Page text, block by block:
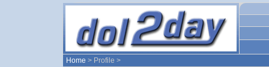
Home > Profile >